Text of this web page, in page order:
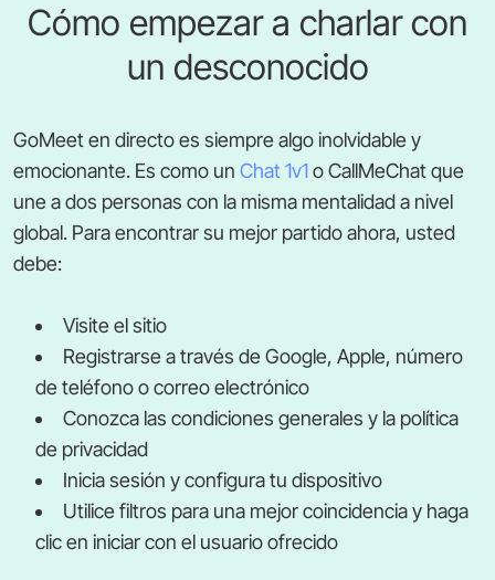
Cómo empezar a charlar con
un desconocido
GoMeet en directo es siempre algo inolvidable y
emocionante. Es como un Chat 1v1o CallMeChat que
une a dos personas con la misma mentalidad a nivel
global. Para encontrar su mejor partido ahora, usted
debe:
Visite el sitio
Registrarse a través de Google, Apple, número
de teléfono o correo electrónico
Conozca las condiciones generales y la política
de privacidad
Inicia sesión y configura tu dispositivo
Utilice filtros para una mejor coincidencia y haga
clic en iniciar con el usuario ofrecido